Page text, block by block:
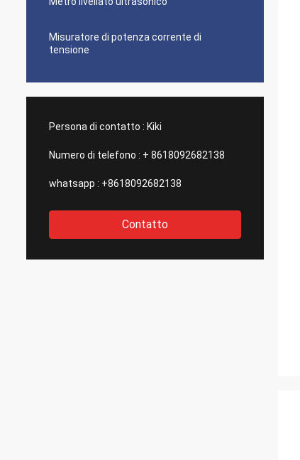
Misuratore di potenza corrente di
tensione
Persona di contatto : Kiki
Numero di telefono : + 8618092682138
whatsapp : +8618092682138
Contatto